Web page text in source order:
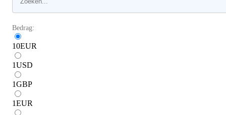
Bedrag:
10EUR
1USD
1GBP
1EUR